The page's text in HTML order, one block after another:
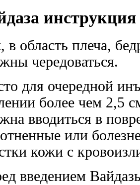
инструкция
, в область плеча,
чередоваться.
для очередной
более чем 2,5
вводиться в
или
кожи с
введением